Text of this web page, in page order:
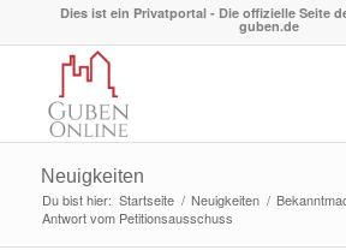
Dies ist ein Privatportal - Die offizielle Seite
guben.de
Neuigkeiten
Du bist hier: Startseite / Neuigkeiten /
Antwort vom Petitionsausschuss